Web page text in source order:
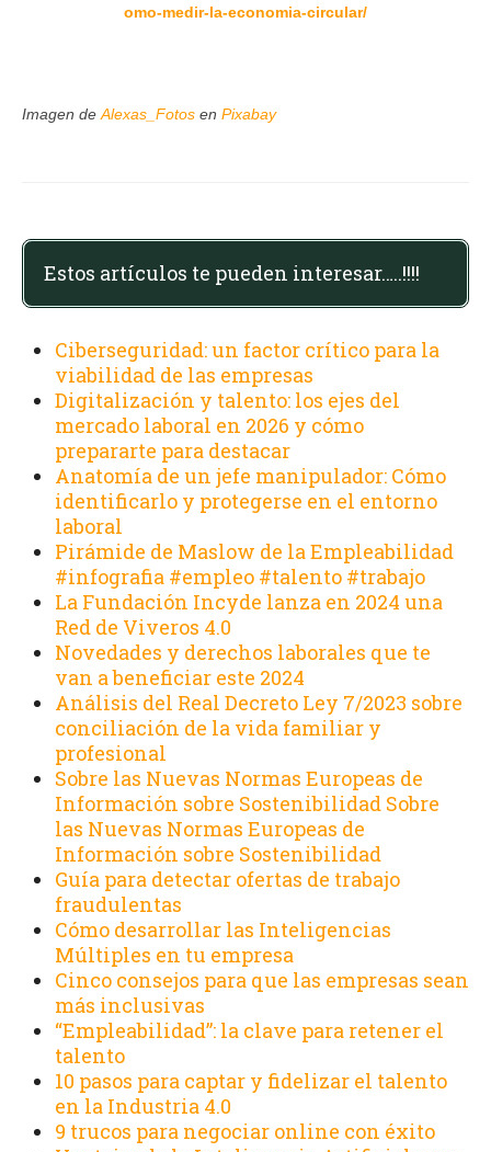
omo-medir-la-economia-circular/
Imagen de Alexas_Fotos en Pixabay
Estos artículos te pueden interesar…..!!!!
Ciberseguridad: un factor crítico para la
viabilidad de las empresas
Digitalización y talento: los ejes del
mercado laboral en 2026 y cómo
prepararte para destacar
Anatomía de un jefe manipulador: Cómo
identificarlo y protegerse en el entorno
laboral
Pirámide de Maslow de la Empleabilidad
#infografia #empleo #talento #trabajo
La Fundación Incyde lanza en 2024 una
Red de Viveros 4.0
Novedades y derechos laborales que te
van a beneficiar este 2024
Análisis del Real Decreto Ley 7/2023 sobre
conciliación de la vida familiar y
profesional
Sobre las Nuevas Normas Europeas de
Información sobre Sostenibilidad Sobre
las Nuevas Normas Europeas de
Información sobre Sostenibilidad
Guía para detectar ofertas de trabajo
fraudulentas
Cómo desarrollar las Inteligencias
Múltiples en tu empresa
Cinco consejos para que las empresas sean
más inclusivas
“Empleabilidad”: la clave para retener el
talento
10 pasos para captar y fidelizar el talento
en la Industria 4.0
9 trucos para negociar online con éxito